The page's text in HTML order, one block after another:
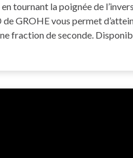
tournant la poignée de
GROHE vous permet
fraction de seconde.